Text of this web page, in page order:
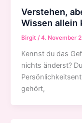
Verstehen,
Wissen allein
Birgit/4. November
Kennst du das
nichts änderst?
gehört,